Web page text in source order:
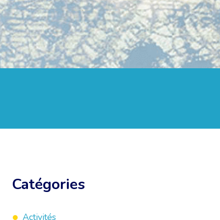
Catégories
Activités